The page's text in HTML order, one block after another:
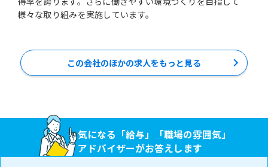
様々な取り組みを実施しています。
この会社のほかの求人をもっと見る
気になる「給与」「職場の雰囲気」
アドバイザーがお答えします